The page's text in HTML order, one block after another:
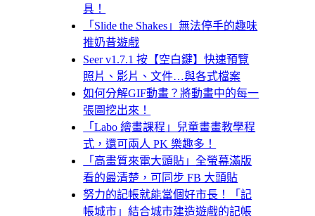
具！
「Slide the Shakes」無法停手的趣味
推奶昔遊戲
Seer v1.7.1 按【空白鍵】快速預覽
照片、影片、文件…與各式檔案
如何分解GIF動畫？將動畫中的每一
張圖挖出來！
「Labo 繪畫課程」兒童畫畫教學程
式，還可兩人 PK 樂趣多！
「高畫質來電大頭貼」全螢幕滿版
看的最清楚，可同步 FB 大頭貼
努力的記帳就能當個好市長！「記
帳城市」結合城市建造遊戲的記帳